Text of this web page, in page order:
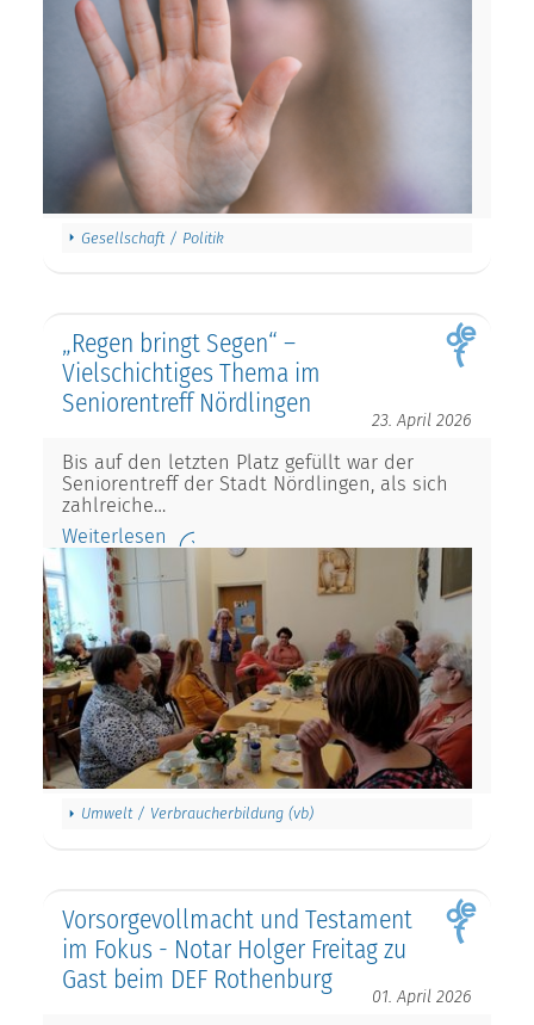
Gesellschaft / Politik
„Regen bringt Segen“ –
Vielschichtiges Thema im
Seniorentreff Nördlingen
23. April 2026
Bis auf den letzten Platz gefüllt war der
Seniorentreff der Stadt Nördlingen, als sich
zahlreiche…
Weiterlesen
Umwelt / Verbraucherbildung (vb)
Vorsorgevollmacht und Testament
im Fokus - Notar Holger Freitag zu
Gast beim DEF Rothenburg
01. April 2026